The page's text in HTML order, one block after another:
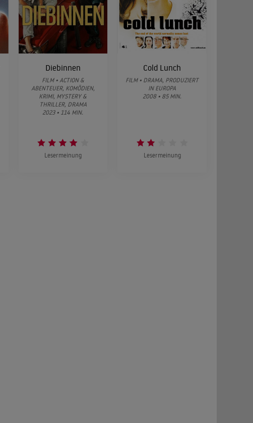
Diebinnen
FILM • ACTION &
ABENTEUER, KOMÖDIEN,
KRIMI, MYSTERY &
THRILLER, DRAMA
2023 • 114 MIN.
Lesermeinung
Cold Lunch
FILM • DRAMA, PRODUZIERT
IN EUROPA
2008 • 85 MIN.
Lesermeinung